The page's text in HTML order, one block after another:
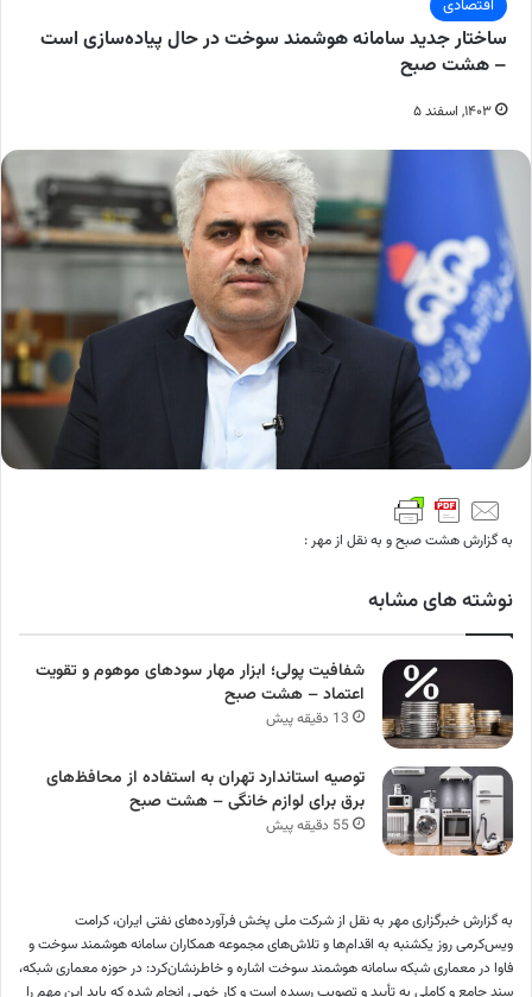
اقتصادی
ساختار جدید سامانه هوشمند سوخت در حال پیاده‌سازی است
– هشت صبح
۱۴۰۳, اسفند ۵
به گزارش هشت صبح و به نقل از مهر :
نوشته های مشابه
شفافیت پولی؛ ابزار مهار سودهای موهوم و تقویت
اعتماد – هشت صبح
13 دقیقه پیش
توصیه استاندارد تهران به استفاده از محافظ‌های
برق برای لوازم خانگی – هشت صبح
55 دقیقه پیش
به گزارش خبرگزاری مهر به نقل از شرکت ملی پخش فرآورده‌های نفتی ایران، کرامت
ویس‌کرمی روز یکشنبه به اقدام‌ها و تلاش‌های مجموعه همکاران سامانه هوشمند سوخت و
فاوا در معماری شبکه سامانه هوشمند سوخت اشاره و خاطرنشان‌کرد: در حوزه معماری شبکه،
سند جامع و کاملی به تأیید و تصویب رسیده است و کار خوبی انجام شده که باید این مهم را